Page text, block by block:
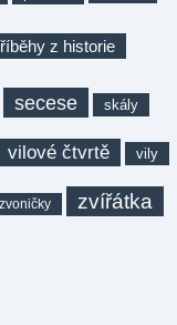
z historie
secese skály
vilové čtvrtě vily
zvoničky zvířátka